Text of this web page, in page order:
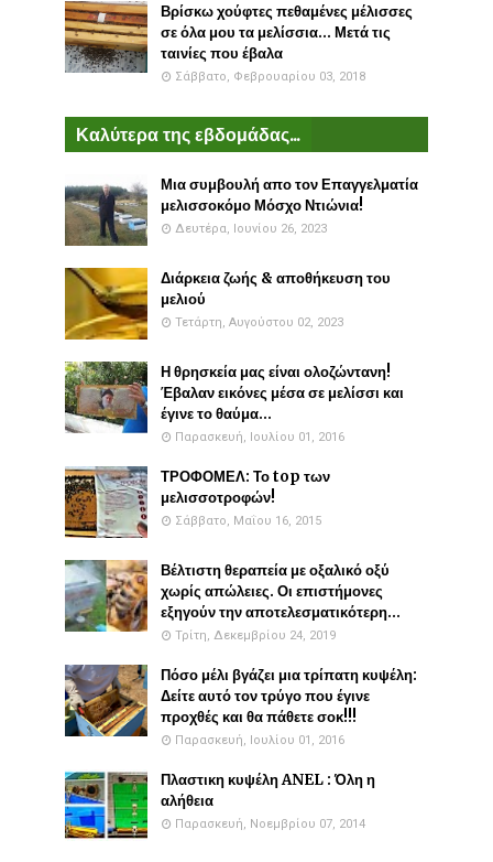
Βρίσκω χούφτες πεθαμένες μέλισσες
σε όλα μου τα μελίσσια... Μετά τις
ταινίες που έβαλα
Σάββατο, Φεβρουαρίου 03, 2018
Καλύτερα της εβδομάδας...
Μια συμβουλή απο τον Επαγγελματία
μελισσοκόμο Μόσχο Ντιώνια!
Δευτέρα, Ιουνίου 26, 2023
Διάρκεια ζωής & αποθήκευση του
μελιού
Τετάρτη, Αυγούστου 02, 2023
Η θρησκεία μας είναι ολοζώντανη!
Έβαλαν εικόνες μέσα σε μελίσσι και
έγινε το θαύμα...
Παρασκευή, Ιουλίου 01, 2016
ΤΡΟΦΟΜΕΛ: Το top των
μελισσοτροφών!
Σάββατο, Μαΐου 16, 2015
Βέλτιστη θεραπεία με οξαλικό οξύ
χωρίς απώλειες. Οι επιστήμονες
εξηγούν την αποτελεσματικότερη...
Τρίτη, Δεκεμβρίου 24, 2019
Πόσο μέλι βγάζει μια τρίπατη κυψέλη:
Δείτε αυτό τον τρύγο που έγινε
προχθές και θα πάθετε σοκ!!!
Παρασκευή, Ιουλίου 01, 2016
Πλαστικη κυψέλη ANEL : Όλη η
αλήθεια
Παρασκευή, Νοεμβρίου 07, 2014